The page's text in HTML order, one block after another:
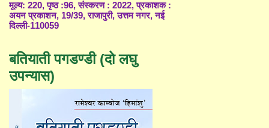
मूल्य: 220, पृष्ठ :96, संस्करण : 2022, प्रकाशक :
अयन प्रकाशन, 19/39, राजापुरी, उत्तम नगर, नई
दिल्ली-110059
बतियाती पगडण्डी (दो लघु
उपन्यास)